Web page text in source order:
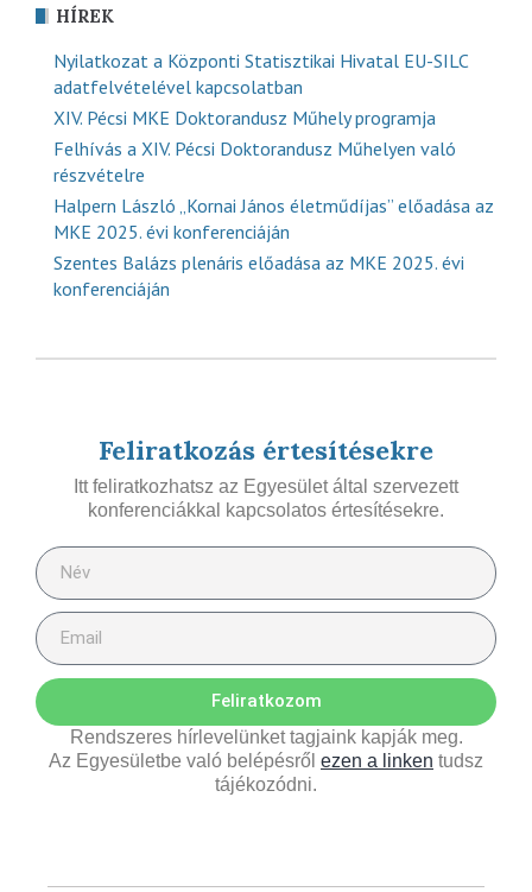
HÍREK
Nyilatkozat a Központi Statisztikai Hivatal EU-SILC
adatfelvételével kapcsolatban
XIV. Pécsi MKE Doktorandusz Műhely programja
Felhívás a XIV. Pécsi Doktorandusz Műhelyen való
részvételre
Halpern László „Kornai János életműdíjas” előadása az
MKE 2025. évi konferenciáján
Szentes Balázs plenáris előadása az MKE 2025. évi
konferenciáján
Feliratkozás értesítésekre
Itt feliratkozhatsz az Egyesület által szervezett
konferenciákkal kapcsolatos értesítésekre.
Feliratkozom
Rendszeres hírlevelünket tagjaink kapják meg.
Az Egyesületbe való belépésről ezen a linken tudsz
tájékozódni.